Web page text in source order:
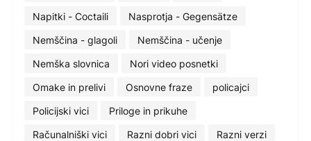
Napitki - Coctaili
Nasprotja - Gegensätze
Nemščina - glagoli
Nemščina - učenje
Nemška slovnica
Nori video posnetki
Omake in prelivi
Osnovne fraze
policajci
Policijski vici
Priloge in prikuhe
Računalniški vici
Razni dobri vici
Razni verzi